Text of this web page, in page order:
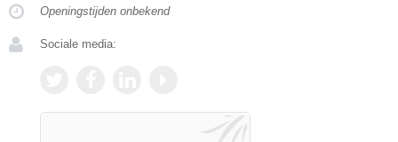
Openingstijden onbekend
Sociale media: